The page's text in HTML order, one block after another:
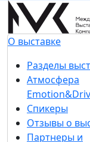
О выставке
Разделы
Атмосфера
Спикеры
Отзывы о
Партнеры и